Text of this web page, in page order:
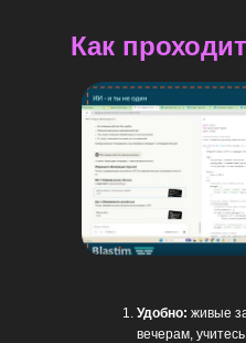
Как
Удобно: живые
вечерам,